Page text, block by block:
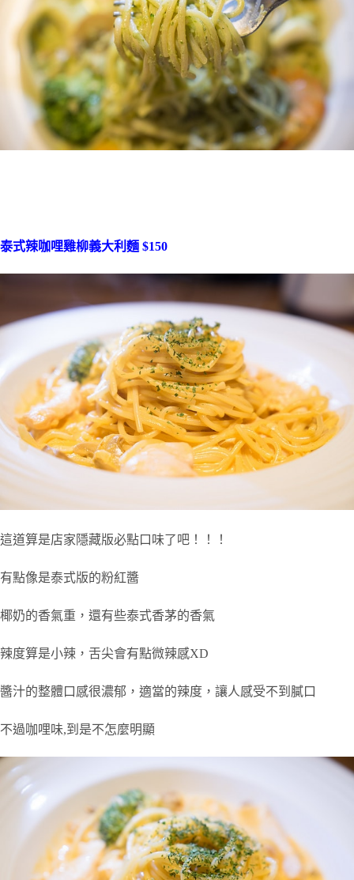
泰式辣咖哩雞柳義大利麵 $150
這道算是店家隱藏版必點口味了吧！！！
有點像是泰式版的粉紅醬
椰奶的香氣重，還有些泰式香茅的香氣
辣度算是小辣，舌尖會有點微辣感XD
醬汁的整體口感很濃郁，適當的辣度，讓人感受不到膩口
不過咖哩味,到是不怎麼明顯